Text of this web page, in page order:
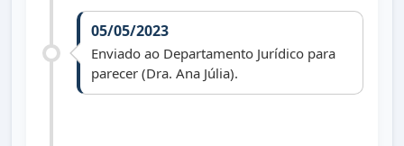
05/05/2023
Enviado ao Departamento Jurídico para
parecer (Dra. Ana Júlia).